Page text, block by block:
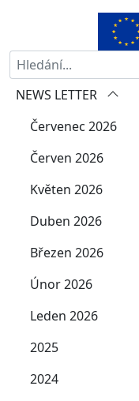
NEWS LETTER
Červenec 2026
Červen 2026
Květen 2026
Duben 2026
Březen 2026
Únor 2026
Leden 2026
2025
2024